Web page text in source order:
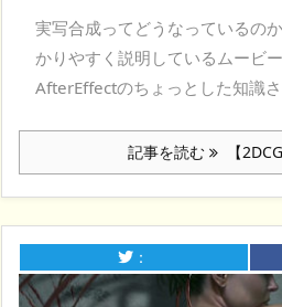
実写合成ってどうなっているの
かりやすく説明しているムービ
AfterEffectのちょっとした知識
記事を読む 【
：